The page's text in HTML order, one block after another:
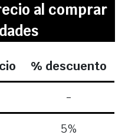
al comprar
% descuento
-
5%